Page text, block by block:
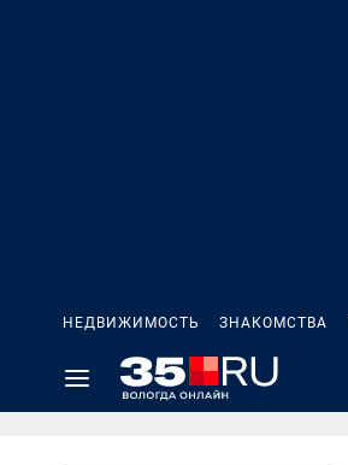
НЕДВИЖИМОСТЬ ЗНАКОМСТВА